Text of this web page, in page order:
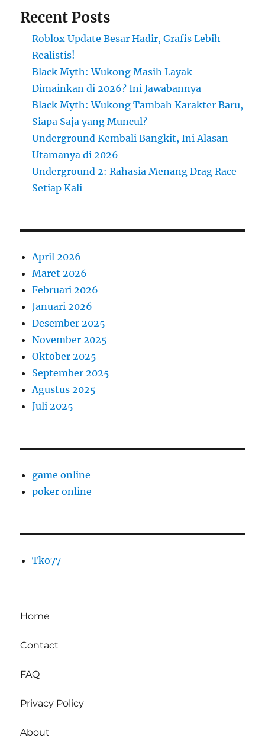
Recent Posts
Roblox Update Besar Hadir, Grafis Lebih
Realistis!
Black Myth: Wukong Masih Layak
Dimainkan di 2026? Ini Jawabannya
Black Myth: Wukong Tambah Karakter Baru,
Siapa Saja yang Muncul?
Underground Kembali Bangkit, Ini Alasan
Utamanya di 2026
Underground 2: Rahasia Menang Drag Race
Setiap Kali
April 2026
Maret 2026
Februari 2026
Januari 2026
Desember 2025
November 2025
Oktober 2025
September 2025
Agustus 2025
Juli 2025
game online
poker online
Tko77
Home
Contact
FAQ
Privacy Policy
About